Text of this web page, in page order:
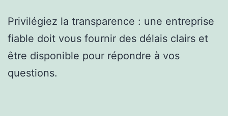
Privilégiez la transparence : une entreprise
fiable doit vous fournir des délais clairs et
être disponible pour répondre à vos
questions.